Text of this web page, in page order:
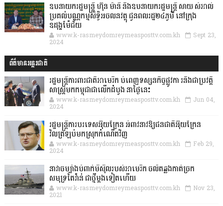
ឧបនាយករដ្ឋមន្ដ្រី ហ៊ុន ម៉ានី និងឧបនាយករដ្ឋមន្ដ្រី សាយ សំអាល់
ប្រគល់បណ្ណកម្មសិទ្ធិអចលនវត្ថុ ជូនពលរដ្ឋ២៤ភូមិ នៅក្រុង
ឧដុង្គម៉ែជ័យ
www.k-rasmeydomreymeasposttv.com.kh Sept 23,
2024
ព័ត៌មានអន្តរជាតិ
រដ្ឋមន្រ្តីការពារជាតិអាមេរិក បំពេញទស្សនកិច្ចផ្លូវកា រនិងជាប្រវត្តិ
សាស្រ្តមកកម្ពុជាជាលើកដំបូង នាថ្ងៃនេះ
www.k-rasmeydomreymeasposttv.com.kh Jun 04,
2024
រដ្ឋមន្ត្រីការបរទេសអ៊ុយក្រែន អំពាវនាវឱ្យជនជាតិអ៊ុយក្រែន
វិលត្រឡប់មកស្រុកកំណើតវិញ
www.k-rasmeydomreymeasposttv.com.kh Feb 29,
2024
នាវាចម្បាំងបំពាក់មីស៊ីលរបស់អាមេរិក ចល័តឆ្លងកាត់ច្រក
សមុទ្រតៃវ៉ាន់ ជាថ្មីម្តងទៀតហើយ
www.k-rasmeydomreymeasposttv.com.kh Nov 23,
2021